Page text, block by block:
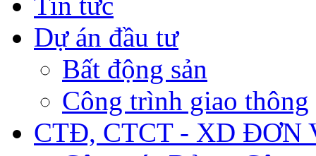
Dự án đầu tư
Bất động sản
Công trình giao thông
CTĐ, CTCT - XD ĐƠN